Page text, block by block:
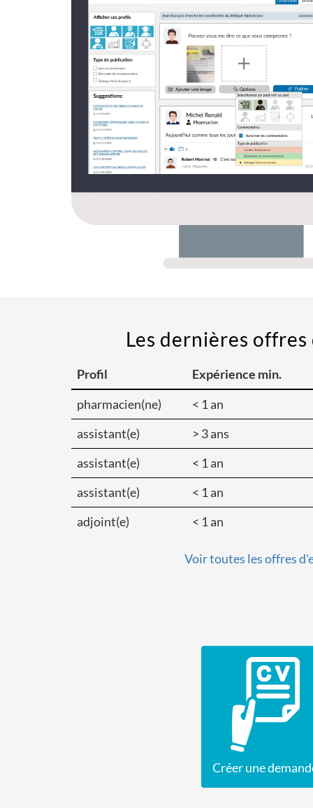
Les dernières offres
Profil
Expérience min.
pharmacien(ne)
< 1 an
assistant(e)
> 3 ans
assistant(e)
< 1 an
assistant(e)
< 1 an
adjoint(e)
< 1 an
Voir toutes les offres
Créer une